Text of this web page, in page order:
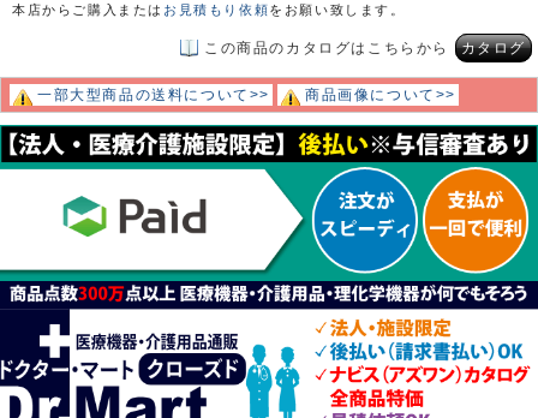
本店からご購入または お見積もり依頼をお願い致します。
この商品のカタログはこちらから カタログ
一部大型商品の送料について>> 商品画像について>>